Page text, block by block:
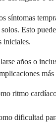
síntomas
Esto
iniciales.
años o
más
ritmo
dificultad